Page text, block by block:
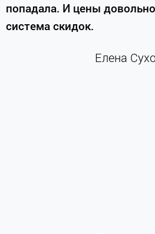
попадала. И цены
система скидок.
Елена